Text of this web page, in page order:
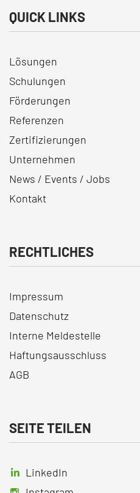
QUICK LINKS
Lösungen
Schulungen
Förderungen
Referenzen
Zertifizierungen
Unternehmen
News / Events / Jobs
Kontakt
RECHTLICHES
Impressum
Datenschutz
Interne Meldestelle
Haftungsausschluss
AGB
SEITE TEILEN
LinkedIn